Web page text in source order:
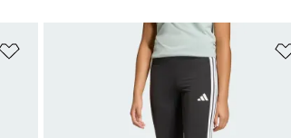
Pridať do zoznamu želaných položiek